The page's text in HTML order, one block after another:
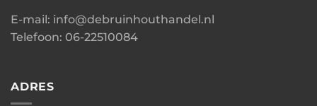
E-mail: info@debruinhouthandel.nl
Telefoon: 06-22510084
ADRES